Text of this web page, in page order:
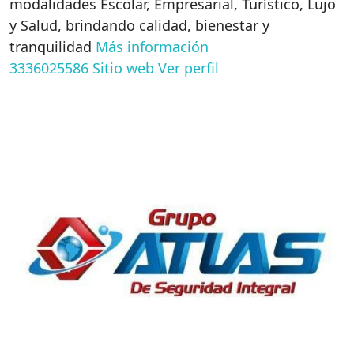
modalidades Escolar, Empresarial, Turístico, Lujo
y Salud, brindando calidad, bienestar y
tranquilidad Más información
3336025586 Sitio web Ver perfil